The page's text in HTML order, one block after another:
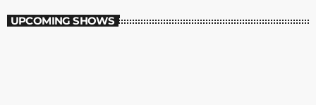
UPCOMING SHOWS